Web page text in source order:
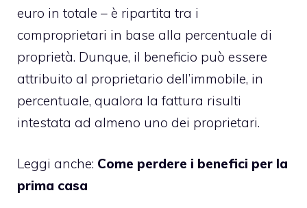
euro in totale – è ripartita tra i
comproprietari in base alla percentuale di
proprietà. Dunque, il beneficio può essere
attribuito al proprietario dell’immobile, in
percentuale, qualora la fattura risulti
intestata ad almeno uno dei proprietari.
Leggi anche: Come perdere i benefici per la
prima casa